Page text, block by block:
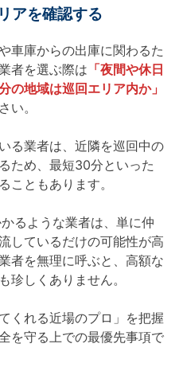
アを確認する
車庫からの出庫に関わるた
者を選ぶ際は 「夜間や休日
の地域は巡回エリア内か」
い。
る業者は、近隣を巡回中の
ため、最短30分といった
こともあります。
るような業者は、単に仲
しているだけの可能性が高
者を無理に呼ぶと、高額な
珍しくありません。
くれる近場のプロ」を把握
を守る上での最優先事項で